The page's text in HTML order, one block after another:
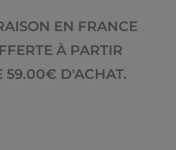
EN FRANCE
À PARTIR
59.00€ D'ACHAT.